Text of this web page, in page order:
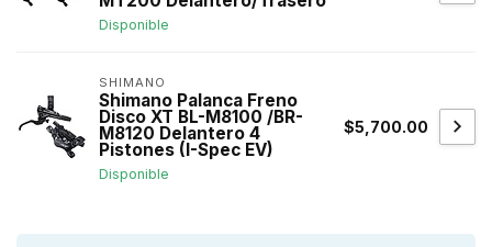
Disponible
SHIMANO
Shimano Palanca Freno
Disco XT BL-M8100 /BR-
M8120 Delantero 4
Pistones (I-Spec EV)
Disponible
$5,700.00